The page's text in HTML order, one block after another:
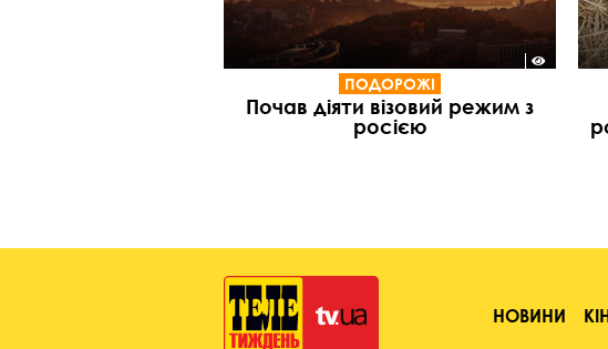
ПОДОРОЖІ
Почав діяти візовий режим з
росією
НОВИНИ